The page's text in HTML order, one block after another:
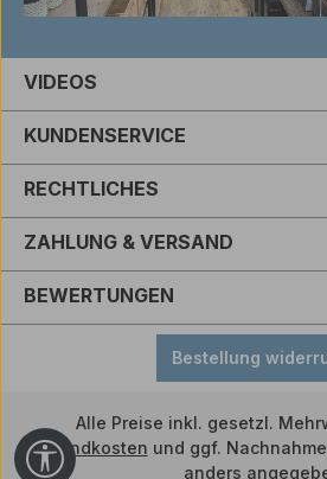
VIDEOS
KUNDENSERVICE
RECHTLICHES
ZAHLUNG & VERSAND
BEWERTUNGEN
Bestellung
Alle Preise inkl. gesetzl.
Versandkosten und ggf.
anders
Werkzeugleiste anzeigen